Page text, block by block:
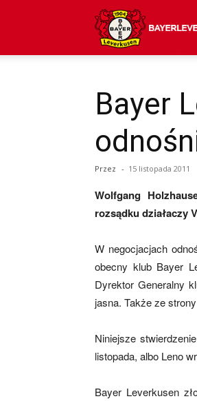
Bayer
Przez - 15 listopada 2011
Wolfgang
rozsądku działaczy
W negocjacjach
obecny klub Bayer
Dyrektor Generalny
jasna. Także ze
Niniejsze
listopada, albo Leno
Bayer Leverkusen